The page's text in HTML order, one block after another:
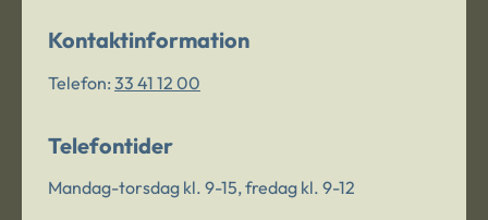
Kontaktinformation
Telefon: 33 41 12 00
Telefontider
Mandag-torsdag kl. 9-15, fredag kl. 9-12